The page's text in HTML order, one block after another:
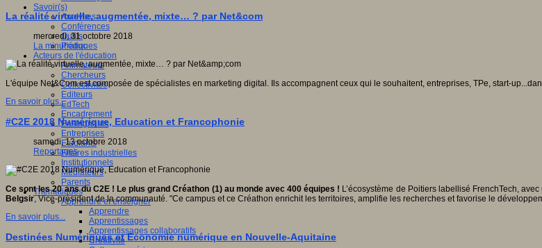
Savoir(s)
Analyses
Conférences
Outils
Pratiques
Acteurs de l'éducation
Animateurs
Chercheurs
Collectivités
Editeurs
EdTech
Encadrement
Enseignants
Entreprises
Etudiants
Filières industrielles
Institutionnels
Médiateurs
Parents
Thématiques
Apprendre et enseigner
Apprendre
Apprentissages
Apprentissages collaboratifs
Créativité
La réalité virtuelle, augmentée, mixte… ? par Net&com
mercredi, 31 octobre 2018
La minut’éduc
L'équipe Net&Com est composée de spécialistes en marketing digital. Ils accompagnent ceux qui le souhaitent, entreprises, TPe, start-
En savoir plus...
#C2E 2018 Numérique, Education et Francophonie
samedi, 13 octobre 2018
Reportages
Ce sont les 20 ans du C2E ! Le plus grand Créathon (1) au monde avec 400 équipes ! L’écosystème de Poitiers labellisé FrenchTech,
Belgsir, Vice-président de la communauté. "Ce campus et ce Créathon enrichit les territoires, amplifie les recherches et favorise le
En savoir plus...
Destinées Numériques et Economie numérique en Nouvelle-Aquitaine